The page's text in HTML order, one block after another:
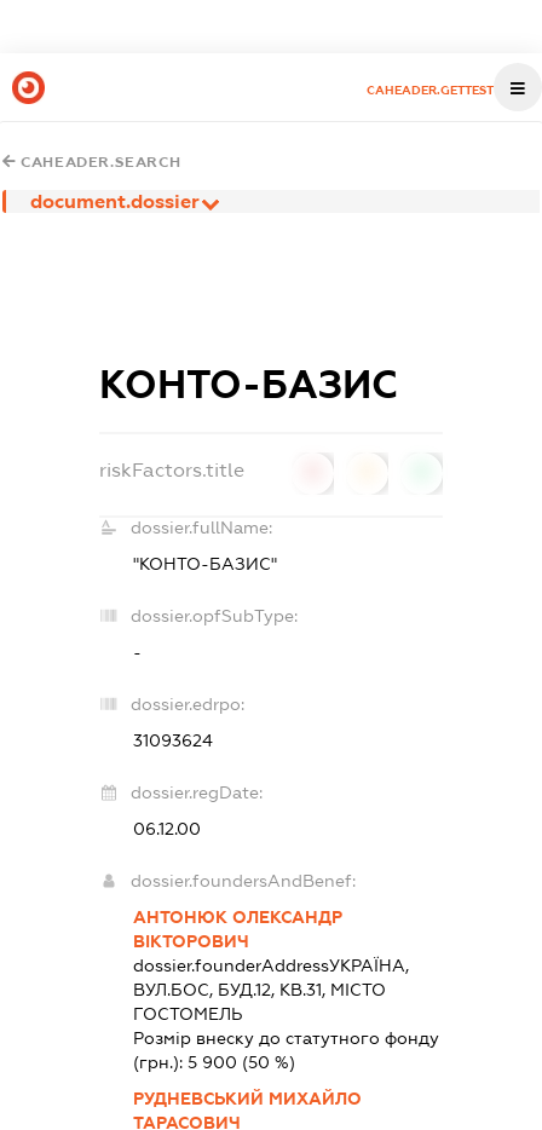
CAHEADER.GETTEST
CAHEADER.SEARCH
document.dossier
КОНТО-БАЗИС
riskFactors.title
dossier.fullName:
"КОНТО-БАЗИС"
dossier.opfSubType:
-
dossier.edrpo:
31093624
dossier.regDate:
06.12.00
dossier.foundersAndBenef:
АНТОНЮК ОЛЕКСАНДР
ВІКТОРОВИЧ
dossier.founderAddressУКРАЇНА,
ВУЛ.БОС, БУД.12, КВ.31, МІСТО
ГОСТОМЕЛЬ
Розмір внеску до статутного фонду
(грн.):5 900 (50 %)
РУДНЕВСЬКИЙ МИХАЙЛО
ТАРАСОВИЧ